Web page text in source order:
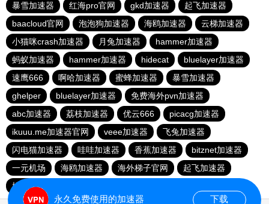
暴雪加速器
红海pro官网 gkd加速器
起飞加速器
baacloud官网
泡泡狗加速器 海鸥加速器
云梯加速器
小猫咪crash加速器
月兔加速器
hammer加速器
蚂蚁加速器
hammer加速器 hidecat
bluelayer加速器
速鹰666
啊哈加速器 蜜蜂加速器
暴雪加速器
ghelper
bluelayer加速器
免费海外pvn加速器
abc加速器
荔枝加速器 优云666
picacg加速器
ikuuu.me加速器官网
veee加速器
飞兔加速器
闪电猫加速器
哇哇加速器 香蕉加速器
bitznet加速器
一元机场
海鸥加速器 海外梯子官网
起飞加速器
橘子加速器
永久免费使用的加速器 下载